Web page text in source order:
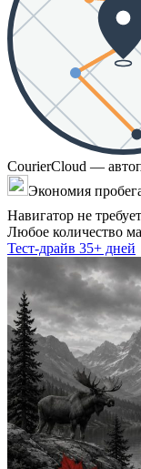
CourierCloud —
Экономия
Навигатор не
Любое количество
Тест-драйв 35+ дней